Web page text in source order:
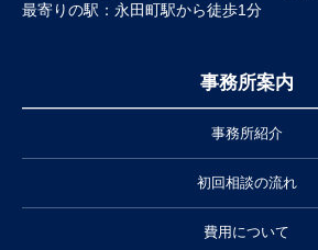
最寄りの駅：永田町駅から徒歩1分
事務所案内
事務所紹介
初回相談の流れ
費用について